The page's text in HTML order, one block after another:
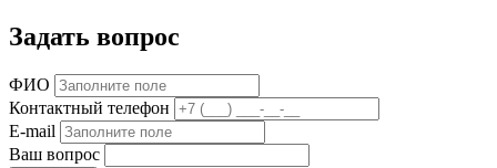
Задать вопрос
ФИО
Контактный телефон
E-mail
Ваш вопрос